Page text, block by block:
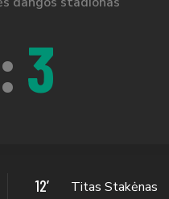
:3
12’ Titas Stakėnas